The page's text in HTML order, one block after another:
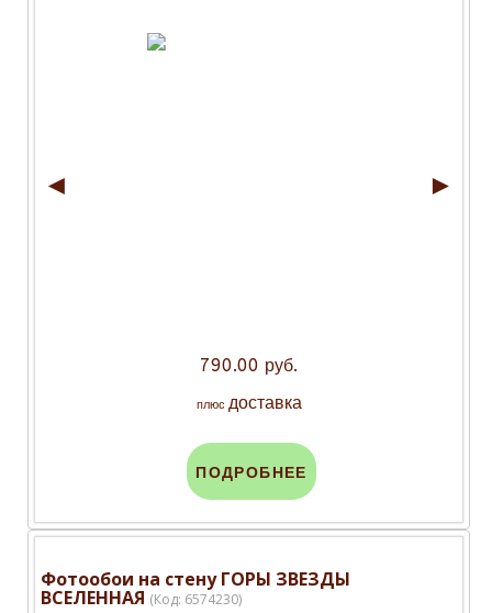
◄ ►
790.00 руб.
плюс доставка
ПОДРОБНЕЕ
Фотообои на стену ГОРЫ ЗВЕЗДЫ
ВСЕЛЕННАЯ (Код: 6574230)